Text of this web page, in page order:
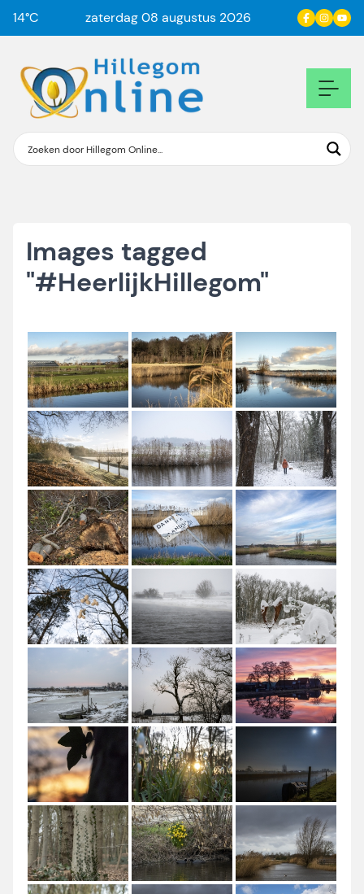
14°C zaterdag 08 augustus 2026
Images tagged
"#HeerlijkHillegom"